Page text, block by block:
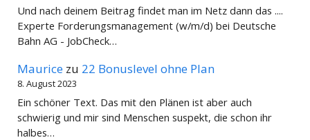
Und nach deinem Beitrag findet man im Netz dann das ....
Experte Forderungsmanagement (w/m/d) bei Deutsche
Bahn AG - JobCheck…
Maurice zu 22 Bonuslevel ohne Plan
8. August 2023
Ein schöner Text. Das mit den Plänen ist aber auch
schwierig und mir sind Menschen suspekt, die schon ihr
halbes…